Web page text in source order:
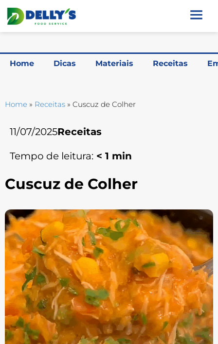
Home Dicas Materiais Receitas
Home » Receitas » Cuscuz de Colher
11/07/2025Receitas
Tempo de leitura: < 1 min
Cuscuz de Colher